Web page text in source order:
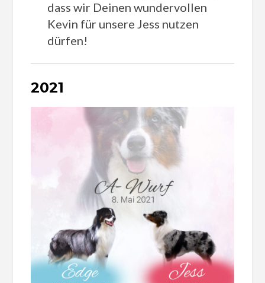
dass wir Deinen wundervollen
Kevin für unsere Jess nutzen
dürfen!
2021